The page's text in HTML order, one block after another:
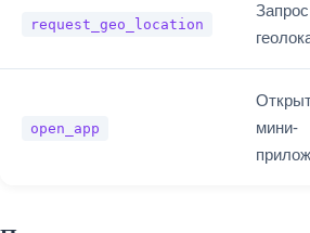
request_geo_location
Запрос
open_app
мини-